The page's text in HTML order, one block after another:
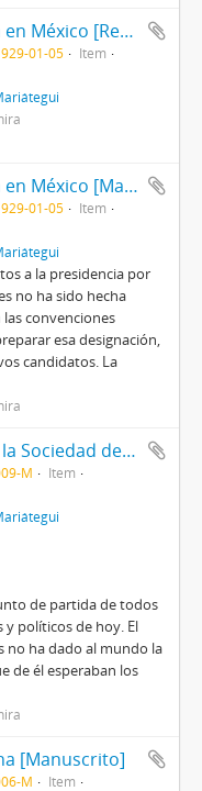
La lucha eleccionaria en México [Recorte de Prensa]
01-05
Item
La lucha eleccionaria en México [Manuscrito]
01-05
Item
a la presidencia por
no ha sido hecha
convenciones
esa designación,
candidatos. La
La paz de Versalles y la Sociedad de Naciones [Manuscrito]
M
Item
de partida de todos
políticos de hoy. El
no ha dado al mundo la
de él esperaban los
[Manuscrito]
M
Item